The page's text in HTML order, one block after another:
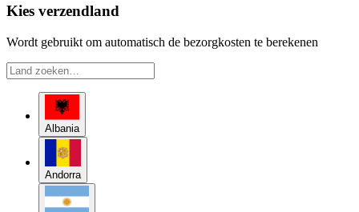
Kies verzendland
Wordt gebruikt om automatisch de bezorgkosten te berekenen
Albania
Andorra